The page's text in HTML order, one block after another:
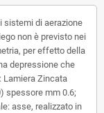
sistemi di aerazione
non è previsto nei
per effetto della
depressione che
Lamiera Zincata
spessore mm 0.6;
asse, realizzato in